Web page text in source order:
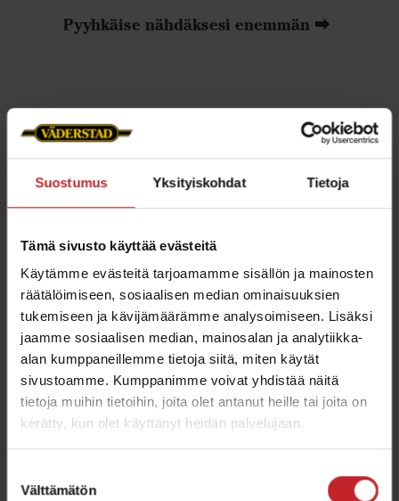
Suostumus Yksityiskohdat Tietoja
Tämä sivusto käyttää evästeitä
Käytämme evästeitä tarjoamamme sisällön ja mainosten
räätälöimiseen, sosiaalisen median ominaisuuksien
tukemiseen ja kävijämäärämme analysoimiseen. Lisäksi
jaamme sosiaalisen median, mainosalan ja analytiikka-
alan kumppaneillemme tietoja siitä, miten käytät
sivustoamme. Kumppanimme voivat yhdistää näitä
tietoja muihin tietoihin, joita olet antanut heille tai joita on
kerätty, kun olet käyttänyt heidän palvelujaan.
valinta
Välttämätön
Pyyhkäise nähdäksesi enemmän ⮕
Kiekkoleikkuri poistaa
rajoituksia
Suorakylvössä on perinteisesti tarvinnut
tukkeutumisriski suurilla olkimäärillä. Seed